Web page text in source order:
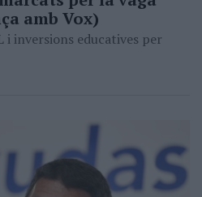
amb Vox)
i inversions educatives per